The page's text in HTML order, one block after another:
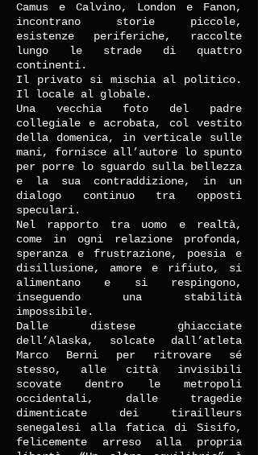
Camus e Calvino, London e Fanon,
incontrano storie piccole,
esistenze periferiche, raccolte
lungo le strade di quattro
continenti.
Il privato si mischia al politico.
Il locale al globale.
Una vecchia foto del padre
collegiale e acrobata, col vestito
della domenica, in verticale sulle
mani, fornisce all’autore lo spunto
per porre lo sguardo sulla bellezza
e la sua contraddizione, in un
dialogo continuo tra opposti
speculari.
Nel rapporto tra uomo e realtà,
come in ogni relazione profonda,
speranza e frustrazione, poesia e
disillusione, amore e rifiuto, si
alimentano e si respingono,
inseguendo una stabilità
impossibile.
Dalle distese ghiacciate
dell’Alaska, solcate dall’atleta
Marco Berni per ritrovare sé
stesso, alle città invisibili
scovate dentro le metropoli
occidentali, dalle tragedie
dimenticate dei tirailleurs
senegalesi alla fatica di Sisifo,
felicemente arreso alla propria